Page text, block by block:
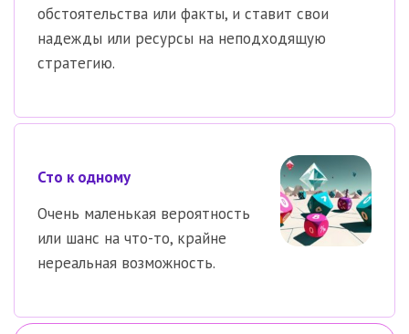
обстоятельства или факты, и ставит свои
надежды или ресурсы на неподходящую
стратегию.
Сто к одному
Очень маленькая вероятность
или шанс на что-то, крайне
нереальная возможность.